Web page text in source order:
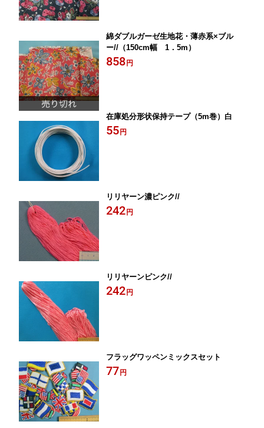
綿ダブルガーゼ生地花・薄赤系×ブル
ー//（150cm幅 1．5m）
858円
在庫処分形状保持テープ（5m巻）白
55円
リリヤーン濃ピンク//
242円
リリヤーンピンク//
242円
フラッグワッペンミックスセット
77円